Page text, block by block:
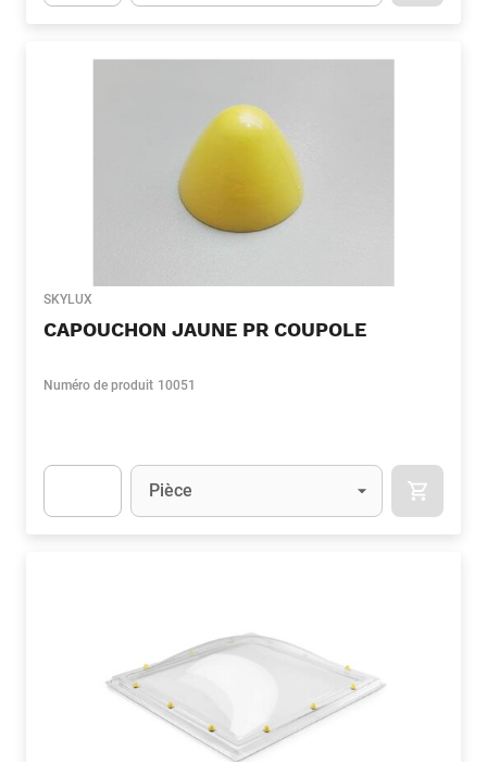
SKYLUX
CAPOUCHON JAUNE PR COUPOLE
Numéro de produit 10051
Unité
Pièce